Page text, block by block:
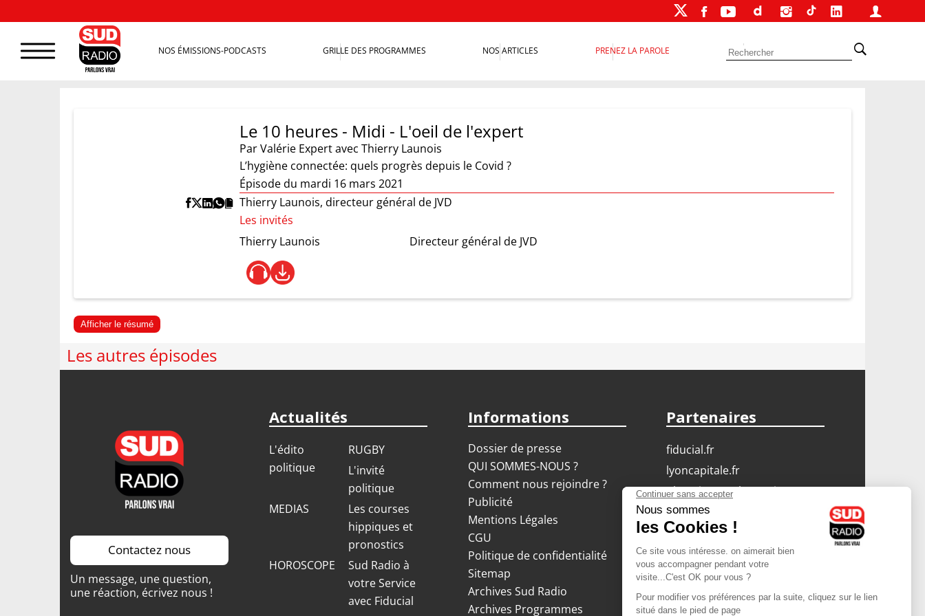
NOS ÉMISSIONS-PODCASTS GRILLE DES PROGRAMMES NOS ARTICLES PRENEZ LA PAROLE
Le 10 heures - Midi - L'oeil de l'expert
ParValérie Expertavec Thierry Launois
L’hygiène connectée: quels progrès depuis le Covid ?
Épisode du mardi 16 mars 2021
Thierry Launois, directeur général de JVD
Les invités
Thierry Launois
Directeur général de JVD
Afficher le résumé
Les autres épisodes
Contactez nous
Un message, une question,
une réaction, écrivez nous !
Actualités
L'édito
politique
RUGBY
L'invité
politique
MEDIAS
Les courses
hippiques et
pronostics
HOROSCOPE
Sud Radio à
votre Service
avec Fiducial
Informations
Dossier de presse
QUI SOMMES-NOUS ?
Comment nous rejoindre ?
Publicité
Mentions Légales
CGU
Politique de confidentialité
Sitemap
Archives Sud Radio
Archives Programmes
Partenaires
fiducial.fr
lyoncapitale.fr
olympique-et-lyonnais.com
L'application Iphone
/ Android
Téléchargez l'application